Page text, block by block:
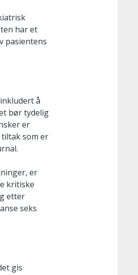
har et
pasientens
å
bør tydelig
er
som er
er
kritiske
etter
seks
gis